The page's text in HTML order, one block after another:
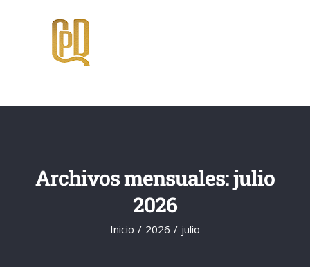
Archivos mensuales:julio
2026
Inicio 2026 julio